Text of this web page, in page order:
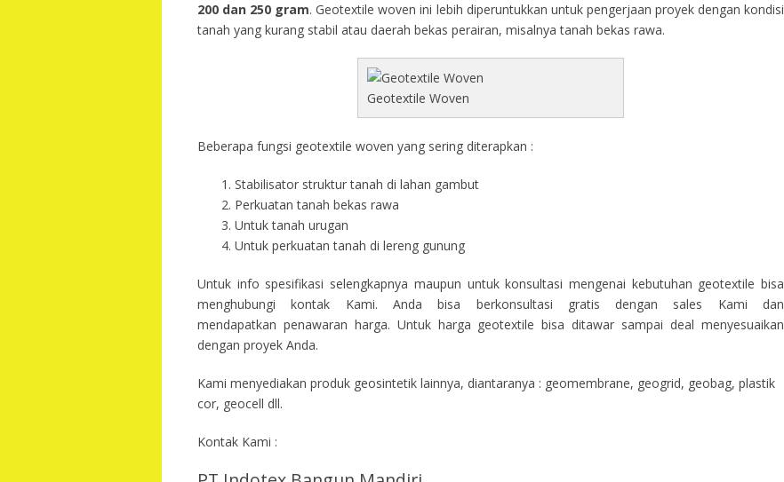
200 dan 250 gram. Geotextile woven ini lebih diperuntukkan untuk pengerjaan proyek dengan kondisi
tanah yang kurang stabil atau daerah bekas perairan, misalnya tanah bekas rawa.
Geotextile Woven
Beberapa fungsi geotextile woven yang sering diterapkan :
Stabilisator struktur tanah di lahan gambut
Perkuatan tanah bekas rawa
Untuk tanah urugan
Untuk perkuatan tanah di lereng gunung
Untuk info spesifikasi selengkapnya maupun untuk konsultasi mengenai kebutuhan geotextile bisa
menghubungi kontak Kami. Anda bisa berkonsultasi gratis dengan sales Kami dan
mendapatkan penawaran harga. Untuk harga geotextile bisa ditawar sampai deal menyesuaikan
dengan proyek Anda.
Kami menyediakan produk geosintetik lainnya, diantaranya : geomembrane, geogrid, geobag, plastik
cor, geocell dll.
Kontak Kami :